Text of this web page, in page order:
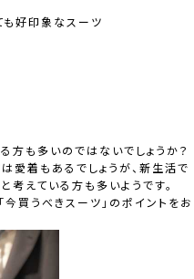
も好印象なスーツ
方も多いのではないでしょうか？
愛着もあるでしょうが、新生活で
考えている方も多いようです。
「今買うべきスーツ」のポイント をお